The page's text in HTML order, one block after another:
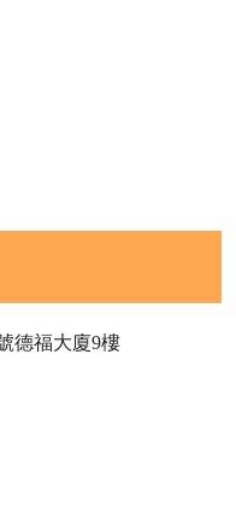
德福大廈9樓